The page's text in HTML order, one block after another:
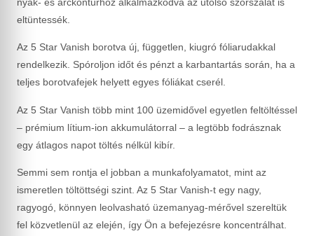
eltüntessék.
Az 5 Star Vanish borotva új, független, kiugró fóliarudakkal
rendelkezik. Spóroljon időt és pénzt a karbantartás során, ha a
teljes borotvafejek helyett egyes fóliákat cserél.
Az 5 Star Vanish több mint 100 üzemidővel egyetlen feltöltéssel
– prémium lítium-ion akkumulátorral – a legtöbb fodrásznak
egy átlagos napot töltés nélkül kibír.
Semmi sem rontja el jobban a munkafolyamatot, mint az
ismeretlen töltöttségi szint. Az 5 Star Vanish-t egy nagy,
ragyogó, könnyen leolvasható üzemanyag-mérővel szereltük
fel közvetlenül az elején, így Ön a befejezésre koncentrálhat.